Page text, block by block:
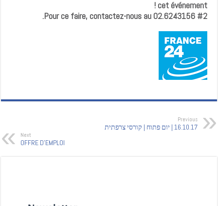
cet événement !
Pour ce faire, contactez-nous au 02.6243156 #2.
Previous
16.10.17 | יום פתוח | קורסי צרפתית
Next
OFFRE D'EMPLOI